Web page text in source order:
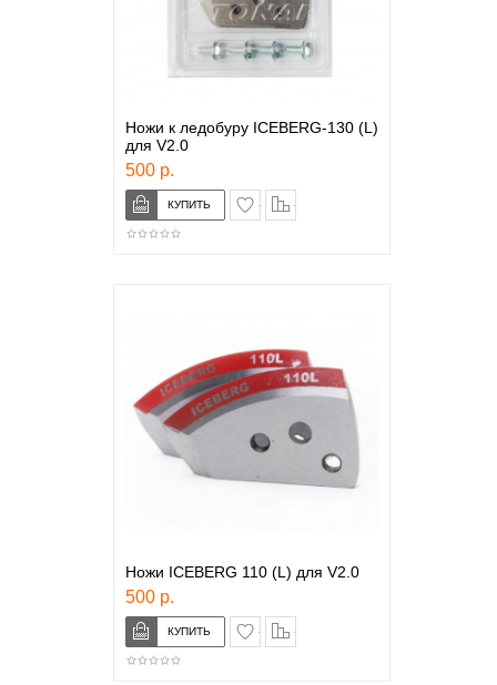
Ножи к ледобуру ICEBERG-130 (L)
для V2.0
500 р.
в закладки
Ножи ICEBERG 110 (L) для V2.0
500 р.
в закладки